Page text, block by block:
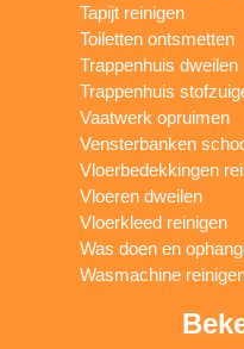
Tapijt reinigen
Toiletten ontsmetten
Trappenhuis dweilen
Trappenhuis
Vaatwerk opruimen
Vensterbanken
Vloerbedekkingen
Vloeren dweilen
Vloerkleed reinigen
Was doen en
Wasmachine